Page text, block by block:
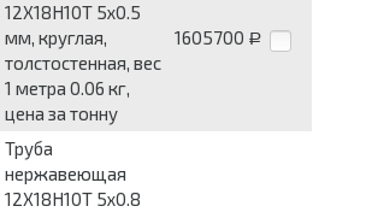
12Х18Н10Т 5x0.5
мм, круглая,
толстостенная, вес
1 метра 0.06 кг,
цена за тонну
1605700 Р
Труба
нержавеющая
12Х18Н10Т 5x0.8